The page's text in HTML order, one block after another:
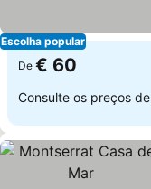
Escolha popular
De € 60
Consulte os preços de